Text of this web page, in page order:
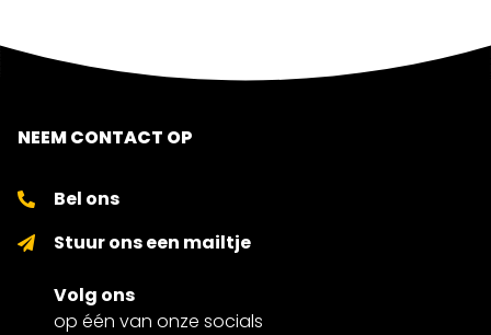
NEEM CONTACT OP
Bel ons
Stuur ons een mailtje
Volg ons
op één van onze socials